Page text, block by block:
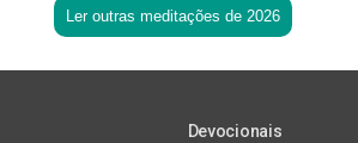
Ler outras meditações de 2026
Devocionais